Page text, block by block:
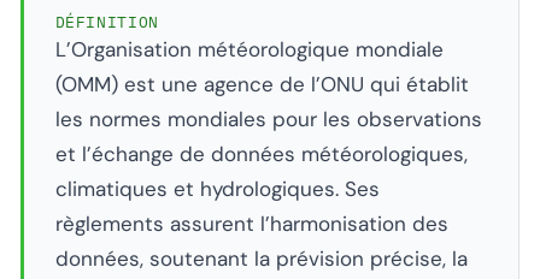
DÉFINITION
L’Organisation météorologique mondiale
(OMM) est une agence de l’ONU qui établit
les normes mondiales pour les observations
et l’échange de données météorologiques,
climatiques et hydrologiques. Ses
règlements assurent l’harmonisation des
données, soutenant la prévision précise, la